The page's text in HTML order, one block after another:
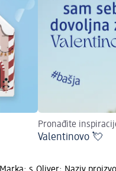
Pronađite
Valentinovo 💘